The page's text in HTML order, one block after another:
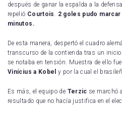
después de ganar la espalda a la
repelió Courtois
2 goles pudo
minutos.
De esta manera, despertó el cuadro
transcurso de la contienda tras un
se notaba en tensión. Muestra de ello
Vinícius a Kobel y por la cual el
Es más, el equipo de Terzic se marchó
resultado que no hacía justifica en el